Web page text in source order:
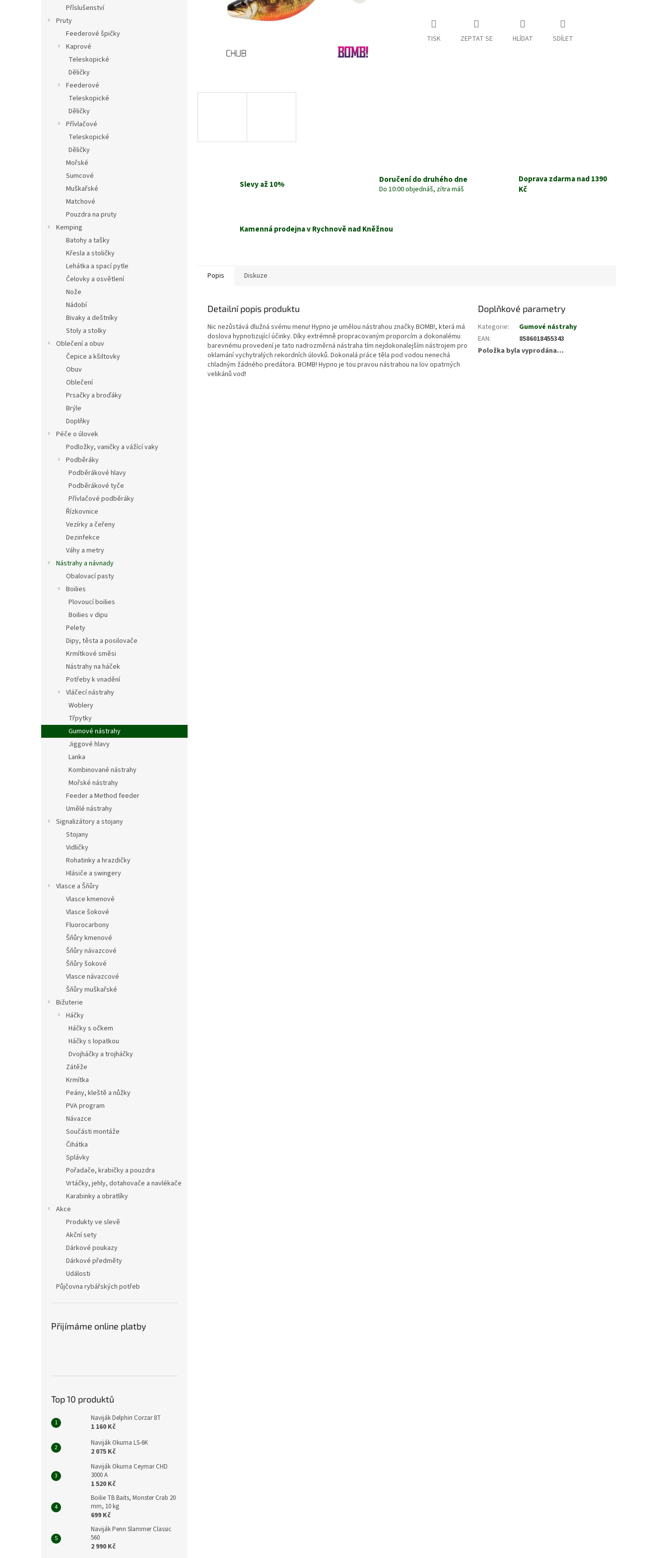
Příslušenství
Pruty
Feederové špičky
Kaprové
Teleskopické
Děličky
Feederové
Teleskopické
Děličky
Přívlačové
Teleskopické
Děličky
Mořské
Sumcové
Muškařské
Matchové
Pouzdra na pruty
Kemping
Batohy a tašky
Křesla a stoličky
Lehátka a spací pytle
Čelovky a osvětlení
Nože
Nádobí
Bivaky a deštníky
Stoly a stolky
Oblečení a obuv
Čepice a kšiltovky
Obuv
Oblečení
Prsačky a broďáky
Brýle
Doplňky
Péče o úlovek
Podložky, vaničky a vážící vaky
Podběráky
Podběrákové hlavy
Podběrákové tyče
Přívlačové podběráky
Řízkovnice
Vezírky a čeřeny
Dezinfekce
Váhy a metry
Nástrahy a návnady
Obalovací pasty
Boilies
Plovoucí boilies
Boilies v dipu
Pelety
Dipy, těsta a posilovače
Krmítkové směsi
Nástrahy na háček
Potřeby k vnadění
Vláčecí nástrahy
Woblery
Třpytky
Gumové nástrahy
Jiggové hlavy
Lanka
Kombinované nástrahy
Mořské nástrahy
Feeder a Method feeder
Umělé nástrahy
Signalizátory a stojany
Stojany
Vidličky
Rohatinky a hrazdičky
Hlásiče a swingery
Vlasce a Šňůry
Vlasce kmenové
Vlasce šokové
Fluorocarbony
Šňůry kmenové
Šňůry návazcové
Šňůry šokové
Vlasce návazcové
Šňůry muškařské
Bižuterie
Háčky
Háčky s očkem
Háčky s lopatkou
Dvojháčky a trojháčky
Zátěže
Krmítka
Peány, kleště a nůžky
PVA program
Návazce
Součásti montáže
Čihátka
Splávky
Pořadače, krabičky a pouzdra
Vrtáčky, jehly, dotahovače a navlékače
Karabinky a obratlíky
Akce
Produkty ve slevě
Akční sety
Dárkové poukazy
Dárkové předměty
Události
Půjčovna rybářských potřeb
Přijímáme online platby
Top 10 produktů
Naviják Delphin Corzar 8T
1 160 Kč
Naviják Okuma LS-6K
2 075 Kč
Naviják Okuma Ceymar CHD
3000 A
1 520 Kč
Boilie TB Baits, Monster Crab 20
mm, 10 kg
699 Kč
Naviják Penn Slammer Classic
560
2 990 Kč
TISK ZEPTAT SE HLÍDAT SDÍLET
Slevy až 10% Doručení do druhého dne
Do 10:00 objednáš, zítra máš
Doprava zdarma nad 1390
Kč
Kamenná prodejna v Rychnově nad Kněžnou
Popis Diskuze
Detailní popis produktu
Nic nezůstává dlužná svému menu! Hypno je umělou nástrahou značky BOMB!, která má
doslova hypnotizující účinky. Díky extrémně propracovaným proporcím a dokonalému
barevnému provedení je tato nadrozměrná nástraha tím nejdokonalejším nástrojem pro
oklamání vychytralých rekordních úlovků. Dokonalá práce těla pod vodou nenechá
chladným žádného predátora. BOMB! Hypno je tou pravou nástrahou na lov opatrných
velikánů vod!
Doplňkové parametry
Kategorie:
Gumové nástrahy
EAN:
8586018455343
Položka byla vyprodána…